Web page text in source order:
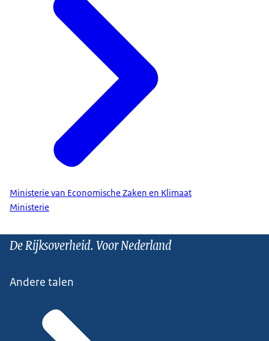
Ministerie van Economische Zaken en Klimaat
Ministerie
De Rijksoverheid. Voor Nederland
Andere talen